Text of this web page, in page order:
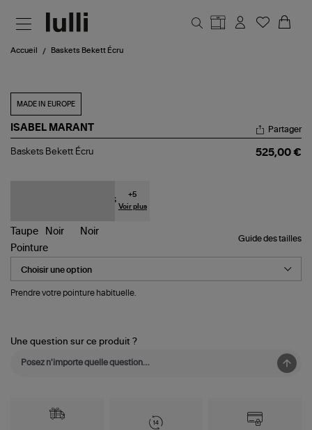
Accueil Baskets Bekett Écru
MADE IN EUROPE
ISABEL MARANT
Baskets
Partager
Baskets Bekett Écru 525,00 €
+5
Voir plus
Guide des tailles
Pointure
Prendre votre pointure habituelle.
Une question sur ce produit ?